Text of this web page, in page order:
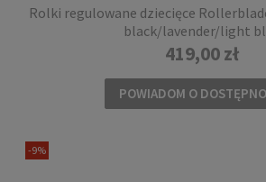
Rolki regulowane dziecięce
black/lavender/light
419,00 zł
POWIADOM O
-9%